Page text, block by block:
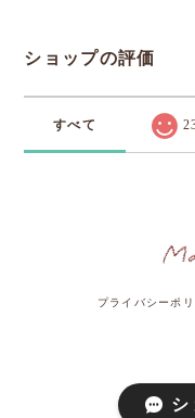
ショップの評価
すべて
プライバシーポリ
© さらさま
シ